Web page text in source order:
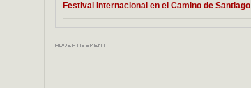
Festival Internacional en el Camino de Santiago